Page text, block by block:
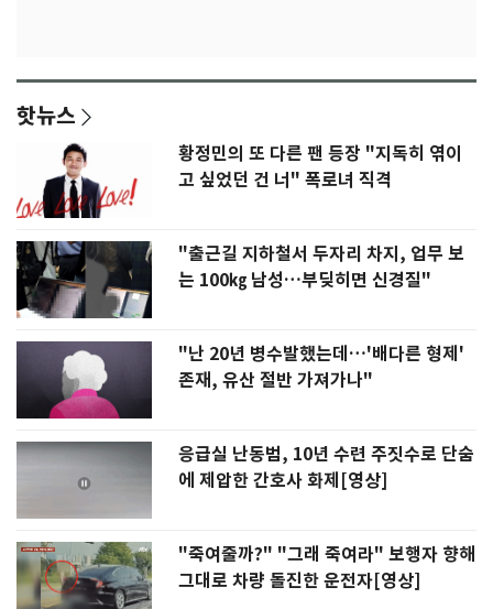
핫뉴스
황정민의 또 다른 팬 등장 "지독히 엮이
고 싶었던 건 너" 폭로녀 직격
"출근길 지하철서 두자리 차지, 업무 보
는 100㎏ 남성…부딪히면 신경질"
"난 20년 병수발했는데…'배다른 형제'
존재, 유산 절반 가져가나"
응급실 난동범, 10년 수련 주짓수로 단숨
에 제압한 간호사 화제[영상]
"죽여줄까?" "그래 죽여라" 보행자 향해
그대로 차량 돌진한 운전자[영상]